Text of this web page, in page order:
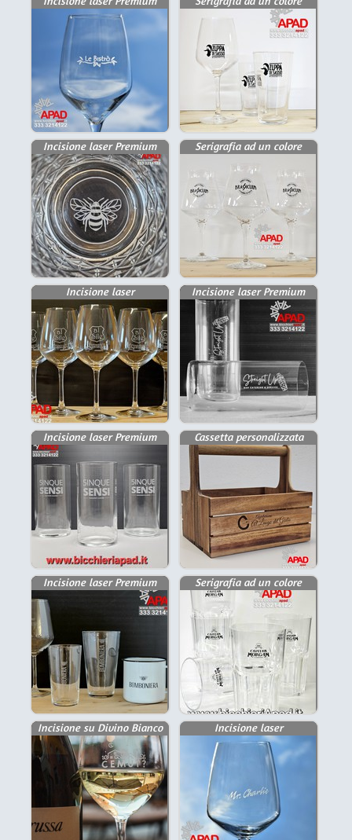
Incisione laser Premium Serigrafia ad un colore
Incisione laser Incisione laser Premium
Incisione laser Premium Cassetta personalizzata
Incisione laser Premium Serigrafia ad un colore
Incisione su Divino Bianco Incisione laser